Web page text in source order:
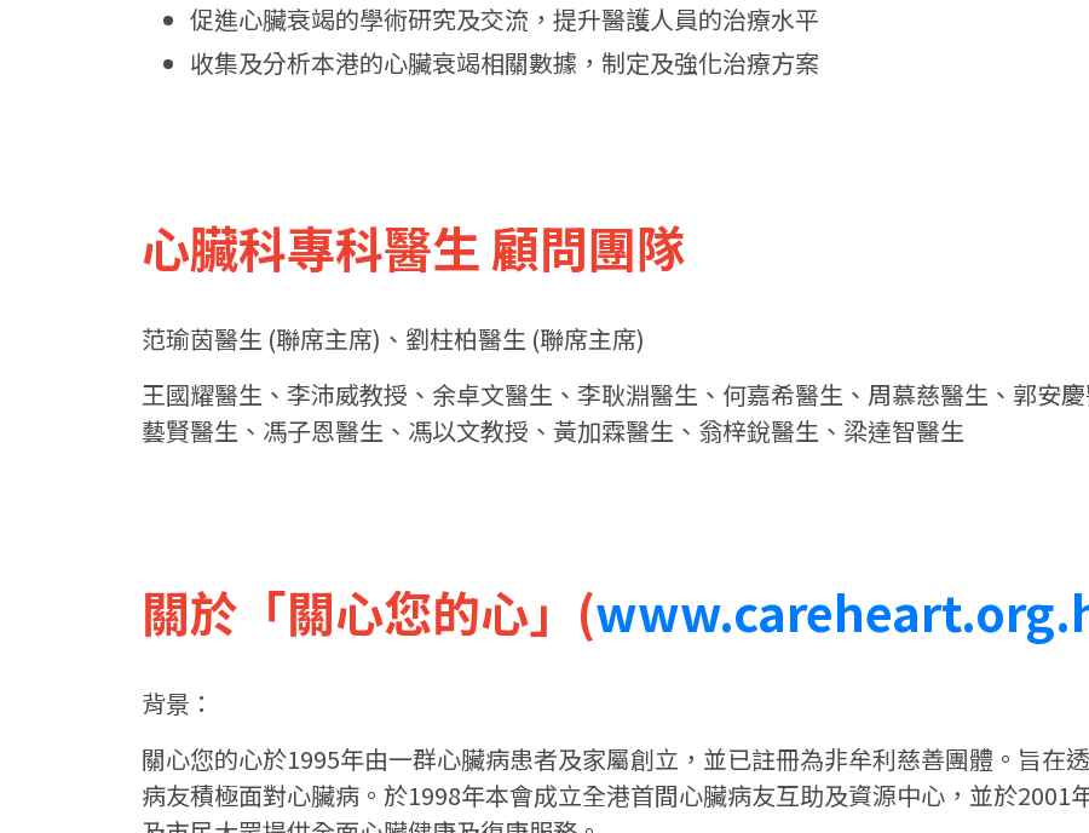
促進心臟衰竭的學術研究及交流，提升醫護人員的治療水平
收集及分析本港的心臟衰竭相關數據，制定及強化治療方案
心臟科專科醫生 顧問團隊
范瑜茵醫生 (聯席主席)、劉柱柏醫生 (聯席主席)
王國耀醫生、李沛威教授、余卓文醫生、李耿淵醫生、何嘉希醫生、周慕慈醫生、郭安
藝賢醫生、馮子恩醫生、馮以文教授、黃加霖醫生、翁梓銳醫生、梁達智醫生
關於「關心您的心」(
背景：
關心您的心於1995年由一群心臟病患者及家屬創立，並已註冊為非牟利慈善團體。旨在
病友積極面對心臟病。於1998年本會成立全港首間心臟病友互助及資源中心，並於2001